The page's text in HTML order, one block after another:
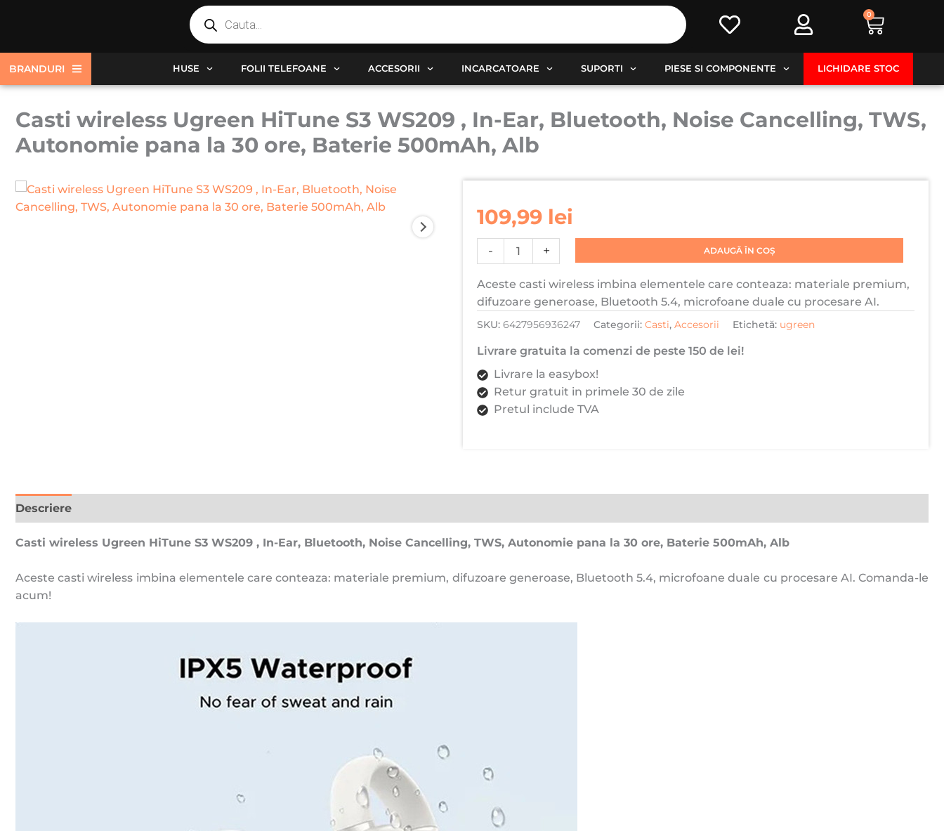
Products
search
0
Cart
BRANDURI HUSE FOLII TELEFOANE ACCESORII INCARCATOARE SUPORTI PIESE SI COMPONENTE LICHIDARE STOC
Casti wireless Ugreen HiTune S3 WS209 , In-Ear, Bluetooth, Noise Cancelling, TWS,
Autonomie pana la 30 ore, Baterie 500mAh, Alb
109,99 lei
-
Casti
wireless
Ugreen
S3
WS209
,
In-
Ear,
Noise
Cancelling,
TWS,
Baterie
500mAh,
+ ADAUGĂ ÎN COȘ
Aceste casti wireless imbina elementele care conteaza: materiale premium,
difuzoare generoase, Bluetooth 5.4, microfoane duale cu procesare AI.
SKU: 6427956936247 Categorii: Casti, Accesorii Etichetă: ugreen
Livrare gratuita la comenzi de peste 150 de lei!
Livrare la easybox!
Retur gratuit in primele 30 de zile
Pretul include TVA
Descriere
Casti wireless Ugreen HiTune S3 WS209 , In-Ear, Bluetooth, Noise Cancelling, TWS, Autonomie pana la 30 ore, Baterie 500mAh, Alb
Aceste casti wireless imbina elementele care conteaza: materiale premium, difuzoare generoase, Bluetooth 5.4, microfoane duale cu procesare AI. Comanda-le
acum!